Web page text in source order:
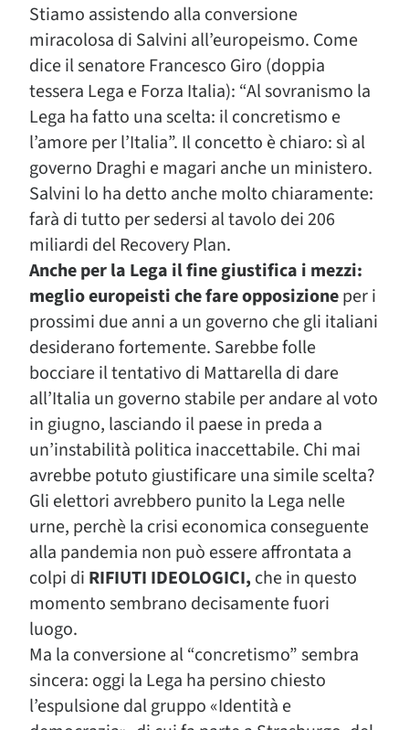
Stiamo assistendo alla conversione
miracolosa di Salvini all’europeismo. Come
dice il senatore Francesco Giro (doppia
tessera Lega e Forza Italia): “Al sovranismo la
Lega ha fatto una scelta: il concretismo e
l’amore per l’Italia”. Il concetto è chiaro: sì al
governo Draghi e magari anche un ministero.
Salvini lo ha detto anche molto chiaramente:
farà di tutto per sedersi al tavolo dei 206
miliardi del Recovery Plan.
Anche per la Lega il fine giustifica i mezzi:
meglio europeisti che fare opposizioneper i
prossimi due anni a un governo che gli italiani
desiderano fortemente. Sarebbe folle
bocciare il tentativo di Mattarella di dare
all’Italia un governo stabile per andare al voto
in giugno, lasciando il paese in preda a
un’instabilità politica inaccettabile. Chi mai
avrebbe potuto giustificare una simile scelta?
Gli elettori avrebbero punito la Lega nelle
urne, perchè la crisi economica conseguente
alla pandemia non può essere affrontata a
colpi di RIFIUTI IDEOLOGICI, che in questo
momento sembrano decisamente fuori
luogo.
Ma la conversione al “concretismo” sembra
sincera: oggi la Lega ha persino chiesto
l’espulsione dal gruppo «Identità e